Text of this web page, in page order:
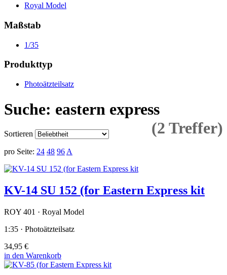
Royal Model
Maßstab
1/35
Produkttyp
Photoätzteilsatz
Suche: eastern express
(2 Treffer)
Sortieren
pro Seite: 24 48 96 A
KV-14 SU 152 (for Eastern Express kit
ROY 401 · Royal Model
1:35 · Photoätzteilsatz
34,95 €
in den Warenkorb